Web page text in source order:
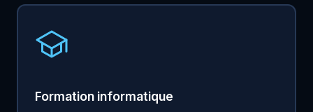
Formation informatique